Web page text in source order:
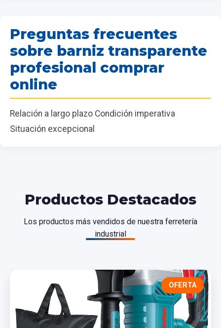
Preguntas frecuentes
sobre barniz transparente
profesional comprar
online
Relación a largo plazo Condición imperativa
Situación excepcional
Productos Destacados
Los productos más vendidos de nuestra ferretería
industrial
OFERTA